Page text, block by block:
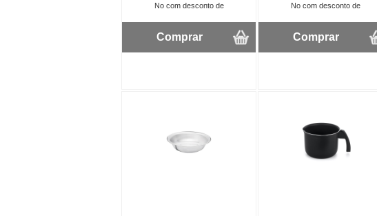
No com desconto de
Comprar
No com desconto de
Comprar